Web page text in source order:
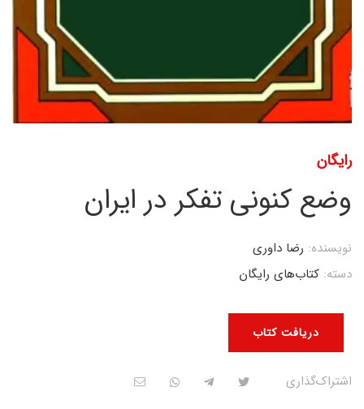
رایگان
وضع کنونی تفکر در ایران
دریافت کتاب
نویسنده: رضا داوری
دسته: کتاب‌های رایگان
اشتراک‌گذاری